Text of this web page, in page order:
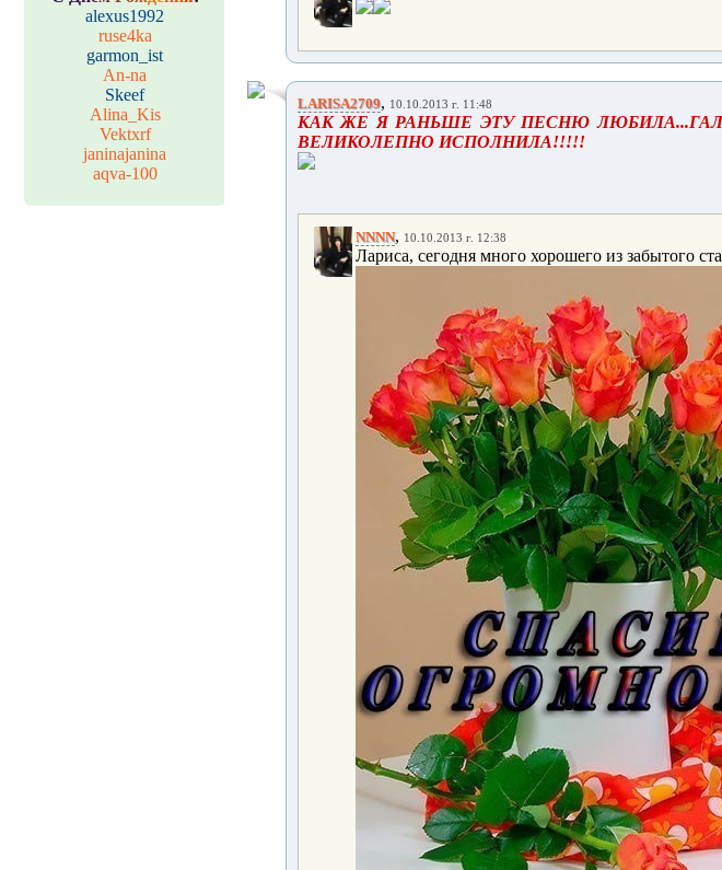
alexus1992
ruse4ka
garmon_ist
An-na
Skeef
Alina_Kis
Vektxrf
janinajanina
aqva-100
LARISA2709, 10.10.2013 г. 11:48
КАК ЖЕ Я РАНЬШЕ ЭТУ ПЕСНЮ
ВЕЛИКОЛЕПНО ИСПОЛНИЛА!!!!!
NNNN, 10.10.2013 г. 12:38
Лариса, сегодня много хорошего из забытого